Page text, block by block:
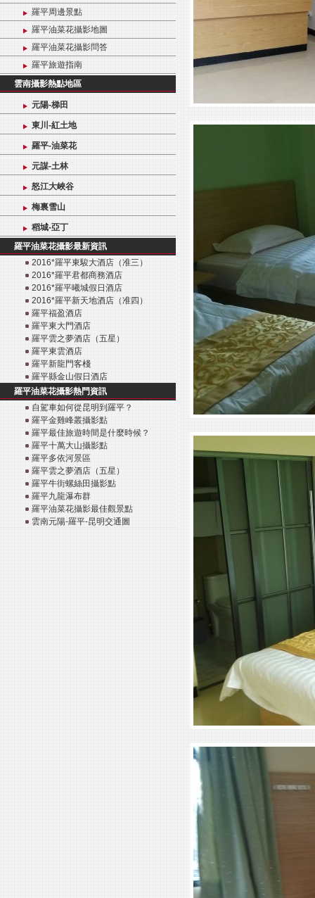
羅平周邊景點
羅平油菜花攝影地圖
羅平油菜花攝影問答
羅平旅遊指南
雲南攝影熱點地區
元陽-梯田
東川-紅土地
羅平-油菜花
元謀-土林
怒江大峽谷
梅裏雪山
稻城-亞丁
羅平油菜花攝影最新資訊
2016*羅平東駿大酒店（准三）
2016*羅平君都商務酒店
2016*羅平曦城假日酒店
2016*羅平新天地酒店（准四）
羅平福盈酒店
羅平東大門酒店
羅平雲之夢酒店（五星）
羅平東雲酒店
羅平新龍門客棧
羅平縣金山假日酒店
羅平油菜花攝影熱門資訊
自駕車如何從昆明到羅平？
羅平金雞峰叢攝影點
羅平最佳旅遊時間是什麼時候？
羅平十萬大山攝影點
羅平多依河景區
羅平雲之夢酒店（五星）
羅平牛街螺絲田攝影點
羅平九龍瀑布群
羅平油菜花攝影最佳觀景點
雲南元陽-羅平-昆明交通圖